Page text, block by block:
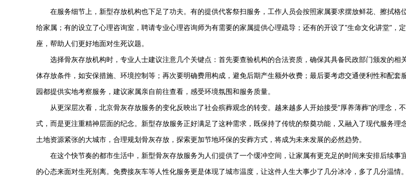
在服务细节上，新型存放机构也下足了功夫。有的提供代客祭扫服务，工作人员会按照家属要求摆放鲜花、擦拭格
给家属；有的设立了心理咨询室，聘请专业心理咨询师为有需要的家属提供心理疏导；还有的开设了"生命文化讲堂"，
座，帮助人们更好地面对生死议题。
选择骨灰存放机构时，专业人士建议注意几个关键点：首先要查验机构的合法资质，确保其具备民政部门颁发的相
体存放条件，如安保措施、环境控制等；再次要明确费用构成，避免后期产生额外收费；最后要考虑交通便利性和配套
园都提供实地考察服务，建议家属亲自前往查看，感受环境氛围和服务质量。
从更深层次看，北京骨灰存放服务的变化反映出了社会殡葬观念的转变。越来越多人开始接受"厚养薄葬"的理念，
式，而是更注重精神层面的纪念。新型存放服务正好满足了这种需求，既保持了传统的祭奠功能，又融入了现代服务理
土地资源紧张的大城市，合理规划骨灰存放，探索更加节地环保的安葬方式，将成为未来发展的必然趋势。
在这个快节奏的都市生活中，新型骨灰存放服务为人们提供了一个缓冲空间，让家属有更充足的时间来安排后续事
的心态来面对生死别离。免费接灰车等人性化服务更是体现了城市温度，让这件人生大事少了几分冰冷，多了几分温情